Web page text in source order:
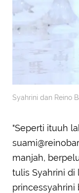
Syahrini dan Reino
"Seperti ituuh
manjah,
tulis Syahrini di
princessyahrini